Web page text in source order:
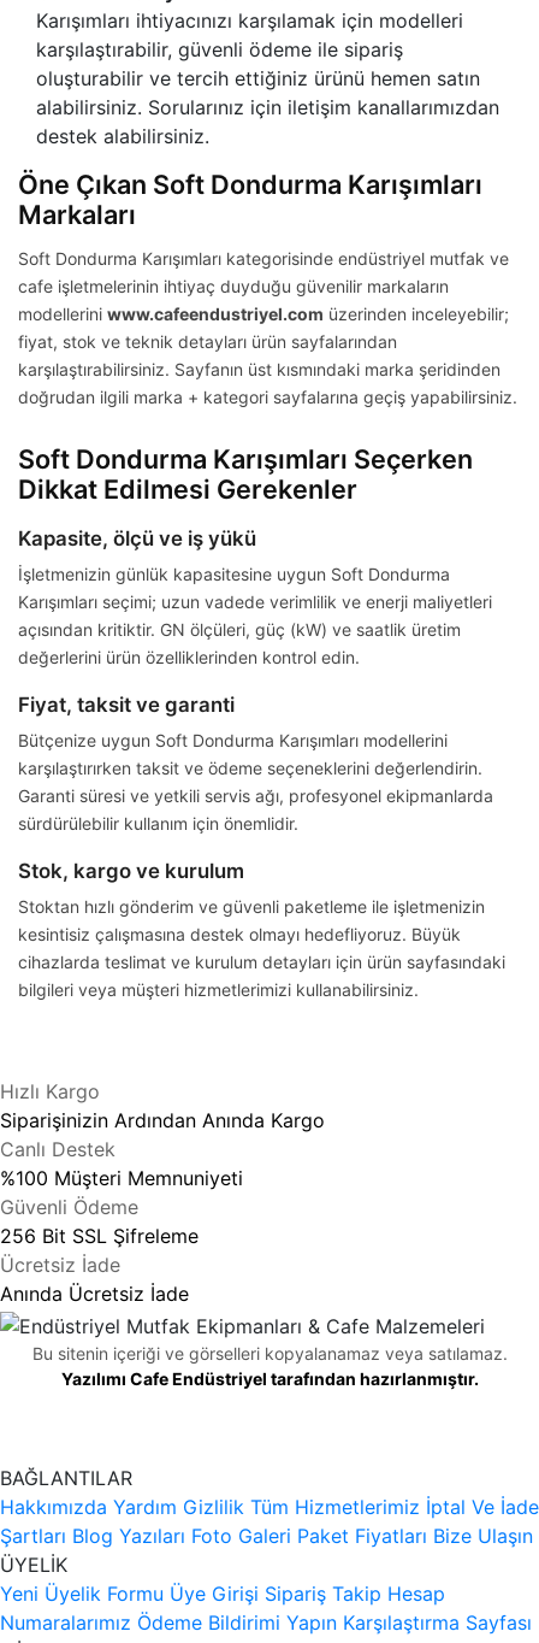
Karışımları ihtiyacınızı karşılamak için modelleri
karşılaştırabilir, güvenli ödeme ile sipariş
oluşturabilir ve tercih ettiğiniz ürünü hemen satın
alabilirsiniz. Sorularınız için iletişim kanallarımızdan
destek alabilirsiniz.
Öne Çıkan Soft Dondurma Karışımları
Markaları
Soft Dondurma Karışımları kategorisinde endüstriyel mutfak ve
cafe işletmelerinin ihtiyaç duyduğu güvenilir markaların
modellerini www.cafeendustriyel.com üzerinden inceleyebilir;
fiyat, stok ve teknik detayları ürün sayfalarından
karşılaştırabilirsiniz. Sayfanın üst kısmındaki marka şeridinden
doğrudan ilgili marka + kategori sayfalarına geçiş yapabilirsiniz.
Soft Dondurma Karışımları Seçerken
Dikkat Edilmesi Gerekenler
Kapasite, ölçü ve iş yükü
İşletmenizin günlük kapasitesine uygun Soft Dondurma
Karışımları seçimi; uzun vadede verimlilik ve enerji maliyetleri
açısından kritiktir. GN ölçüleri, güç (kW) ve saatlik üretim
değerlerini ürün özelliklerinden kontrol edin.
Fiyat, taksit ve garanti
Bütçenize uygun Soft Dondurma Karışımları modellerini
karşılaştırırken taksit ve ödeme seçeneklerini değerlendirin.
Garanti süresi ve yetkili servis ağı, profesyonel ekipmanlarda
sürdürülebilir kullanım için önemlidir.
Stok, kargo ve kurulum
Stoktan hızlı gönderim ve güvenli paketleme ile işletmenizin
kesintisiz çalışmasına destek olmayı hedefliyoruz. Büyük
cihazlarda teslimat ve kurulum detayları için ürün sayfasındaki
bilgileri veya müşteri hizmetlerimizi kullanabilirsiniz.
Hızlı Kargo
Siparişinizin Ardından Anında Kargo
Canlı Destek
%100 Müşteri Memnuniyeti
Güvenli Ödeme
256 Bit SSL Şifreleme
Ücretsiz İade
Anında Ücretsiz İade
Bu sitenin içeriği ve görselleri kopyalanamaz veya satılamaz.
Yazılımı Cafe Endüstriyel tarafından hazırlanmıştır.
BAĞLANTILAR
Hakkımızda Yardım Gizlilik Tüm Hizmetlerimiz İptal Ve İade
Şartları Blog Yazıları Foto Galeri Paket Fiyatları Bize Ulaşın
ÜYELİK
Yeni Üyelik Formu Üye Girişi Sipariş Takip Hesap
Numaralarımız Ödeme Bildirimi Yapın Karşılaştırma Sayfası